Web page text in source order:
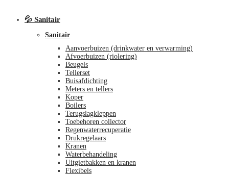
💦 Sanitair
Sanitair
Aanvoerbuizen (drinkwater en verwarming)
Afvoerbuizen (riolering)
Beugels
Tellerset
Buisafdichting
Meters en tellers
Koper
Boilers
Terugslagkleppen
Toebehoren collector
Regenwaterrecuperatie
Drukregelaars
Kranen
Waterbehandeling
Uitgietbakken en kranen
Flexibels